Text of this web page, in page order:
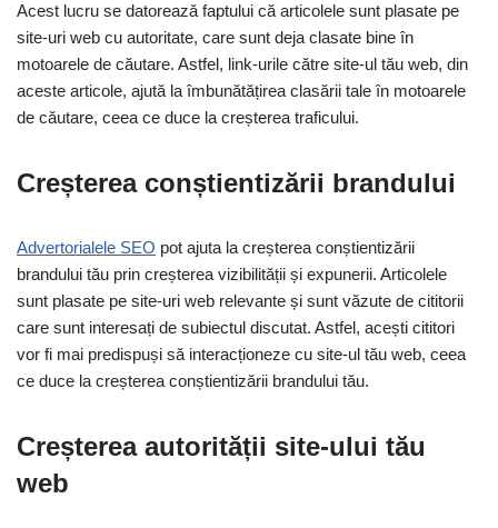
Acest lucru se datorează faptului că articolele sunt plasate pe
site-uri web cu autoritate, care sunt deja clasate bine în
motoarele de căutare. Astfel, link-urile către site-ul tău web, din
aceste articole, ajută la îmbunătățirea clasării tale în motoarele
de căutare, ceea ce duce la creșterea traficului.
Creșterea conștientizării brandului
Advertorialele SEO pot ajuta la creșterea conștientizării
brandului tău prin creșterea vizibilității și expunerii. Articolele
sunt plasate pe site-uri web relevante și sunt văzute de cititorii
care sunt interesați de subiectul discutat. Astfel, acești cititori
vor fi mai predispuși să interacționeze cu site-ul tău web, ceea
ce duce la creșterea conștientizării brandului tău.
Creșterea autorității site-ului tău
web